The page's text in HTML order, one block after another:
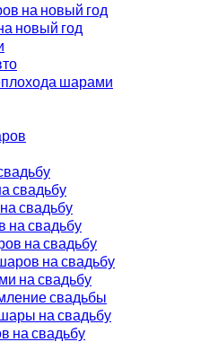
на новый год
новый год
шарами
свадьбу
свадьбу
на свадьбу
на свадьбу
на свадьбу
на свадьбу
свадьбы
на свадьбу
на свадьбу